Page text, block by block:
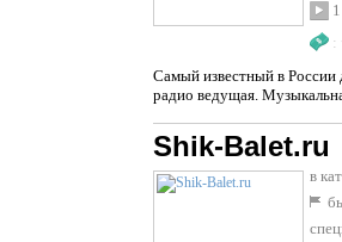
1
:
Самый известный в России
радио ведущая.
Shik-Balet.ru
в